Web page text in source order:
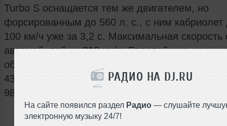
РАДИО НА DJ.RU
На сайте появился раздел Радио — слушайте
электронную музыку 24/7!
Turbo S оснащается тем же двигателем, но
форсированным до 560 л. с., с ним кабриолет
100 км/ч уже за 3,2 с. Максимальная скорость
автомобилей — 318 км/ч. Европейские цены
объявлены, менее мощная версия будет
431 евро, а модель Turbo S обойдется
989 евро.
РАССКАЖИ ДРУЗЬЯМ